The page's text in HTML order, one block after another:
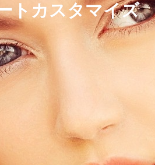
トカスタマイズ